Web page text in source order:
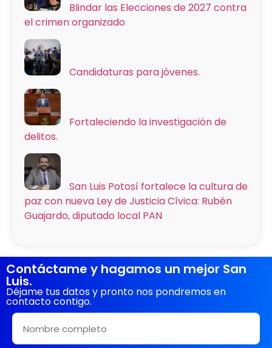
Blindar las Elecciones de 2027 contra
el crimen organizado
Candidaturas para jóvenes.
Fortaleciendo la investigación de
delitos.
San Luis Potosí fortalece la cultura de
paz con nueva Ley de Justicia Cívica: Rubén
Guajardo, diputado local PAN
Contáctame y hagamos un mejor San
Luis.
Déjame tus datos y pronto nos pondremos en
contacto contigo.